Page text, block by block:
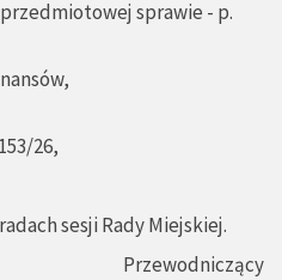
sprawie - p.
26,
sesji Rady Miejskiej.
Przewodniczący